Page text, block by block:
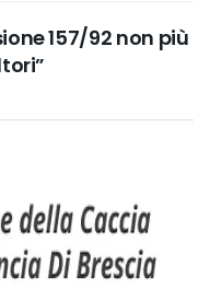
157/92 non più